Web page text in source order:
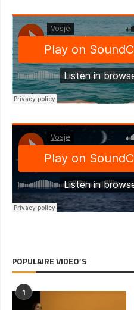
POPULAIRE VIDEO’S
1